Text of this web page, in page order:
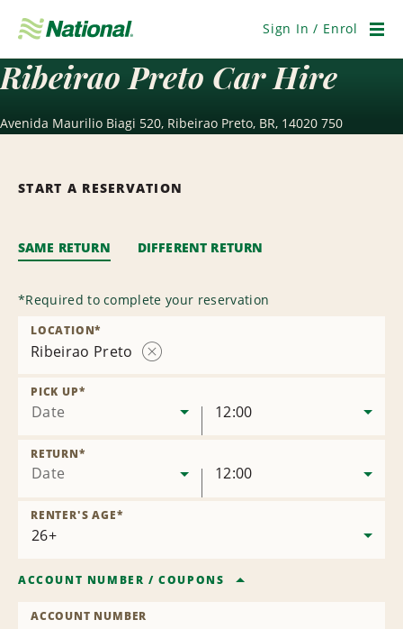
Navigation
Sign In / Enrol
Ribeirao Preto Car Hire
Avenida Maurilio Biagi 520, Ribeirao Preto, BR, 14020 750
START A RESERVATION
SAME RETURN DIFFERENT RETURN
*Required to complete your reservation
Ribeirao Preto
LOCATION*
Date
PICK UP*
12:00
Date
RETURN*
12:00
RENTER'S AGE*
ACCOUNT NUMBER /COUPONS
ACCOUNT NUMBER